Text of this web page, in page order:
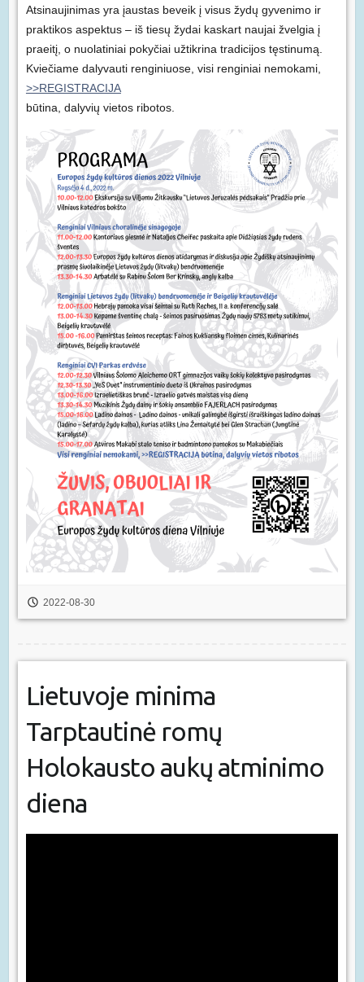
Atsinaujinimas yra įaustas beveik į visus žydų gyvenimo ir
praktikos aspektus – iš tiesų žydai kaskart naujai žvelgia į
praeitį, o nuolatiniai pokyčiai užtikrina tradicijos tęstinumą.
Kviečiame dalyvauti renginiuose, visi renginiai nemokami,
>>REGISTRACIJA
būtina, dalyvių vietos ribotos.
2022-08-30
Lietuvoje minima
Tarptautinė romų
Holokausto aukų atminimo
diena